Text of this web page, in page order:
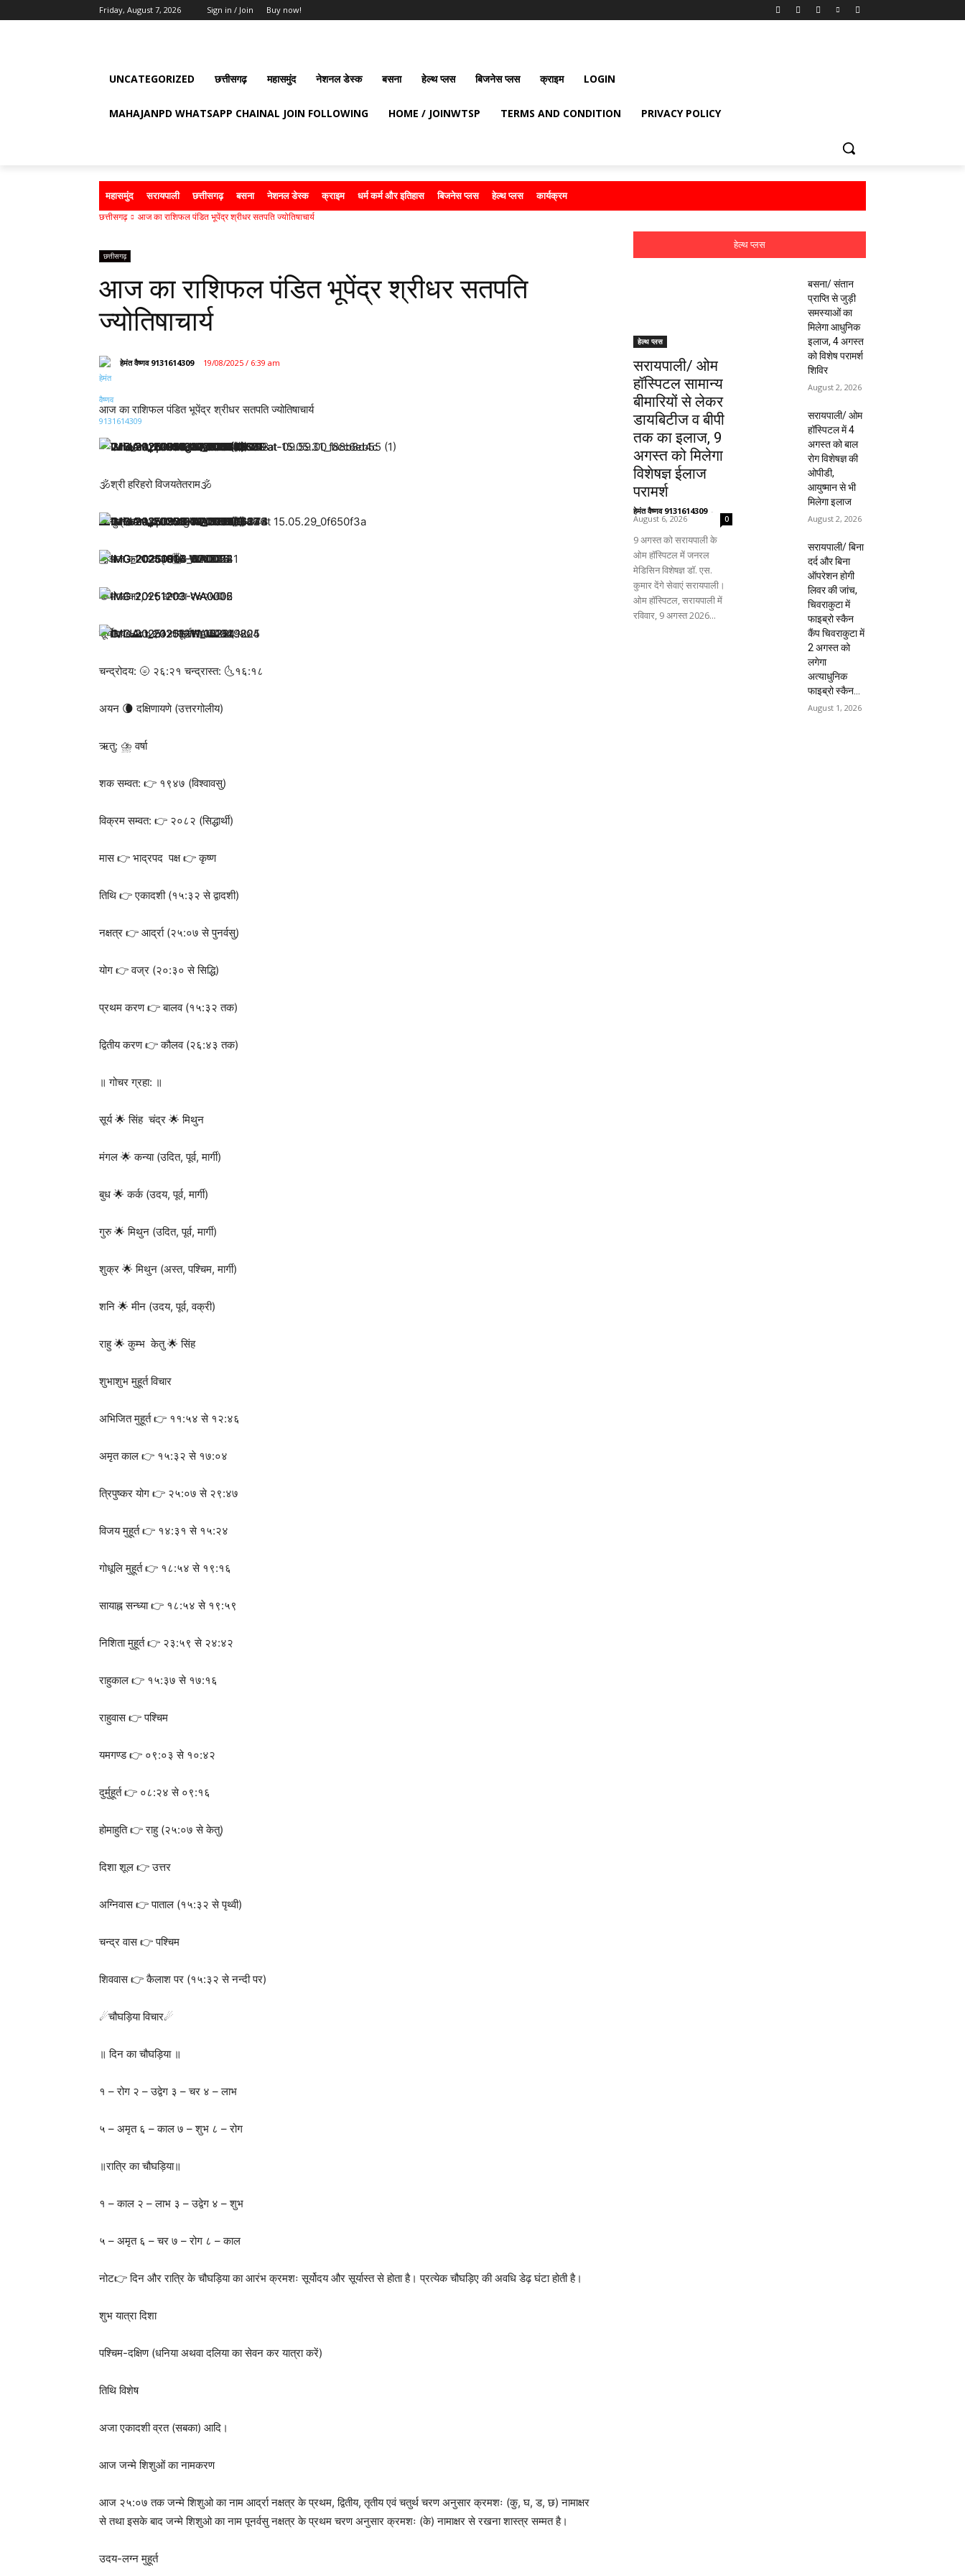
Friday, August 7, 2026 Sign in / Join Buy now!
UNCATEGORIZED छत्तीसगढ़ महासमुंद नेशनल डेस्क बसना हेल्थ प्लस बिजनेस प्लस क्राइम LOGIN
MAHAJANPD WHATSAPP CHAINAL JOIN FOLLOWING HOME / JOINWTSP TERMS AND CONDITION PRIVACY POLICY
महासमुंद सरायपाली छत्तीसगढ़ बसना नेशनल डेस्क क्राइम धर्म कर्म और इतिहास बिजनेस प्लस हेल्थ प्लस कार्यक्रम
छत्तीसगढ़ आज का राशिफल पंडित भूपेंद्र श्रीधर सतपति ज्योतिषाचार्य
छत्तीसगढ़
आज का राशिफल पंडित भूपेंद्र श्रीधर सतपति
ज्योतिषाचार्य
हेमंत वैष्णव 9131614309 19/08/2025 / 6:39 am
आज का राशिफल पंडित भूपेंद्र श्रीधर सतपति ज्योतिषाचार्य
🕉श्री हरिहरो विजयतेतराम🕉
🌄सुप्रभातम🌄
🗓आज का पञ्चाङ्ग🗓
🌻मंगलवार, १९ अगस्त २०२५🌻
सूर्योदय: 🌄 ०६:०४ सूर्यास्त: 🌅 ०६:५७
चन्द्रोदय: 🌝 २६:२१ चन्द्रास्त: 🌜१६:१८
अयन 🌘 दक्षिणायणे (उत्तरगोलीय)
ऋतु: ⛈️ वर्षा
शक सम्वत: 👉 १९४७ (विश्वावसु)
विक्रम सम्वत: 👉 २०८२ (सिद्धार्थी)
मास 👉 भाद्रपद पक्ष 👉 कृष्ण
तिथि 👉 एकादशी (१५:३२ से द्वादशी)
नक्षत्र 👉 आर्द्रा (२५:०७ से पुनर्वसु)
योग 👉 वज्र (२०:३० से सिद्धि)
प्रथम करण 👉 बालव (१५:३२ तक)
द्वितीय करण 👉 कौलव (२६:४३ तक)
॥ गोचर ग्रहा: ॥
सूर्य 🌟 सिंह चंद्र 🌟 मिथुन
मंगल 🌟 कन्या (उदित, पूर्व, मार्गी)
बुध 🌟 कर्क (उदय, पूर्व, मार्गी)
गुरु 🌟 मिथुन (उदित, पूर्व, मार्गी)
शुक्र 🌟 मिथुन (अस्त, पश्चिम, मार्गी)
शनि 🌟 मीन (उदय, पूर्व, वक्री)
राहु 🌟 कुम्भ केतु 🌟 सिंह
शुभाशुभ मुहूर्त विचार
अभिजित मुहूर्त 👉 ११:५४ से १२:४६
अमृत काल 👉 १५:३२ से १७:०४
त्रिपुष्कर योग 👉 २५:०७ से २९:४७
विजय मुहूर्त 👉 १४:३१ से १५:२४
गोधूलि मुहूर्त 👉 १८:५४ से १९:१६
सायाह्न सन्ध्या 👉 १८:५४ से १९:५९
निशिता मुहूर्त 👉 २३:५९ से २४:४२
राहुकाल 👉 १५:३७ से १७:१६
राहुवास 👉 पश्चिम
यमगण्ड 👉 ०९:०३ से १०:४२
दुर्मुहूर्त 👉 ०८:२४ से ०९:१६
होमाहुति 👉 राहु (२५:०७ से केतु)
दिशा शूल 👉 उत्तर
अग्निवास 👉 पाताल (१५:३२ से पृथ्वी)
चन्द्र वास 👉 पश्चिम
शिववास 👉 कैलाश पर (१५:३२ से नन्दी पर)
☄चौघड़िया विचार☄
॥ दिन का चौघड़िया ॥
१ – रोग २ – उद्वेग ३ – चर ४ – लाभ
५ – अमृत ६ – काल ७ – शुभ ८ – रोग
॥रात्रि का चौघड़िया॥
१ – काल २ – लाभ ३ – उद्वेग ४ – शुभ
५ – अमृत ६ – चर ७ – रोग ८ – काल
नोट👉 दिन और रात्रि के चौघड़िया का आरंभ क्रमशः सूर्योदय और सूर्यास्त से होता है। प्रत्येक चौघड़िए की अवधि डेढ़ घंटा होती है।
शुभ यात्रा दिशा
पश्चिम-दक्षिण (धनिया अथवा दलिया का सेवन कर यात्रा करें)
तिथि विशेष
अजा एकादशी व्रत (सबका) आदि।
आज जन्मे शिशुओं का नामकरण
आज २५:०७ तक जन्मे शिशुओ का नाम आर्द्रा नक्षत्र के प्रथम, द्वितीय, तृतीय एवं चतुर्थ चरण अनुसार क्रमशः (कु, घ, ड, छ) नामाक्षर
से तथा इसके बाद जन्मे शिशुओ का नाम पूनर्वसु नक्षत्र के प्रथम चरण अनुसार क्रमशः (के) नामाक्षर से रखना शास्त्र सम्मत है।
उदय-लग्न मुहूर्त
हेल्थ प्लस
हेल्थ प्लस
सरायपाली/ ओम
हॉस्पिटल सामान्य
बीमारियों से लेकर
डायबिटीज व बीपी
तक का इलाज, 9
अगस्त को मिलेगा
विशेषज्ञ ईलाज
परामर्श
हेमंत वैष्णव 9131614309 -
August 6, 2026 0
9 अगस्त को सरायपाली के
ओम हॉस्पिटल में जनरल
मेडिसिन विशेषज्ञ डॉ. एस.
कुमार देंगे सेवाएं सरायपाली।
ओम हॉस्पिटल, सरायपाली में
रविवार, 9 अगस्त 2026...
बसना/ संतान
प्राप्ति से जुड़ी
समस्याओं का
मिलेगा आधुनिक
इलाज, 4 अगस्त
को विशेष परामर्श
शिविर
August 2, 2026
सरायपाली/ ओम
हॉस्पिटल में 4
अगस्त को बाल
रोग विशेषज्ञ की
ओपीडी,
आयुष्मान से भी
मिलेगा इलाज
August 2, 2026
सरायपाली/ बिना
दर्द और बिना
ऑपरेशन होगी
लिवर की जांच,
चिवराकुटा में
फाइब्रो स्कैन
कैंप चिवराकुटा में
2 अगस्त को
लगेगा
अत्याधुनिक
फाइब्रो स्कैन...
August 1, 2026